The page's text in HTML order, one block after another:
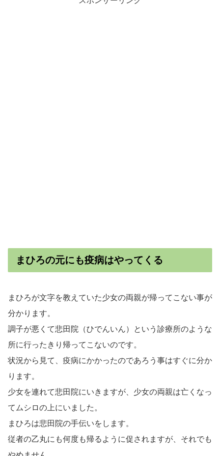
まひろの元にも疫病はやってくる
まひろが文字を教えていた少女の両親が帰ってこない事が
分かります。
調子が悪くて悲田院（ひでんいん）という診療所のような
所に行ったきり帰ってこないのです。
状況から見て、疫病にかかったのであろう事はすぐに分か
ります。
少女を連れて悲田院にいきますが、少女の両親は亡くなっ
てムシロの上にいました。
まひろは悲田院の手伝いをします。
従者の乙丸にも何度も帰るように促されますが、それでも